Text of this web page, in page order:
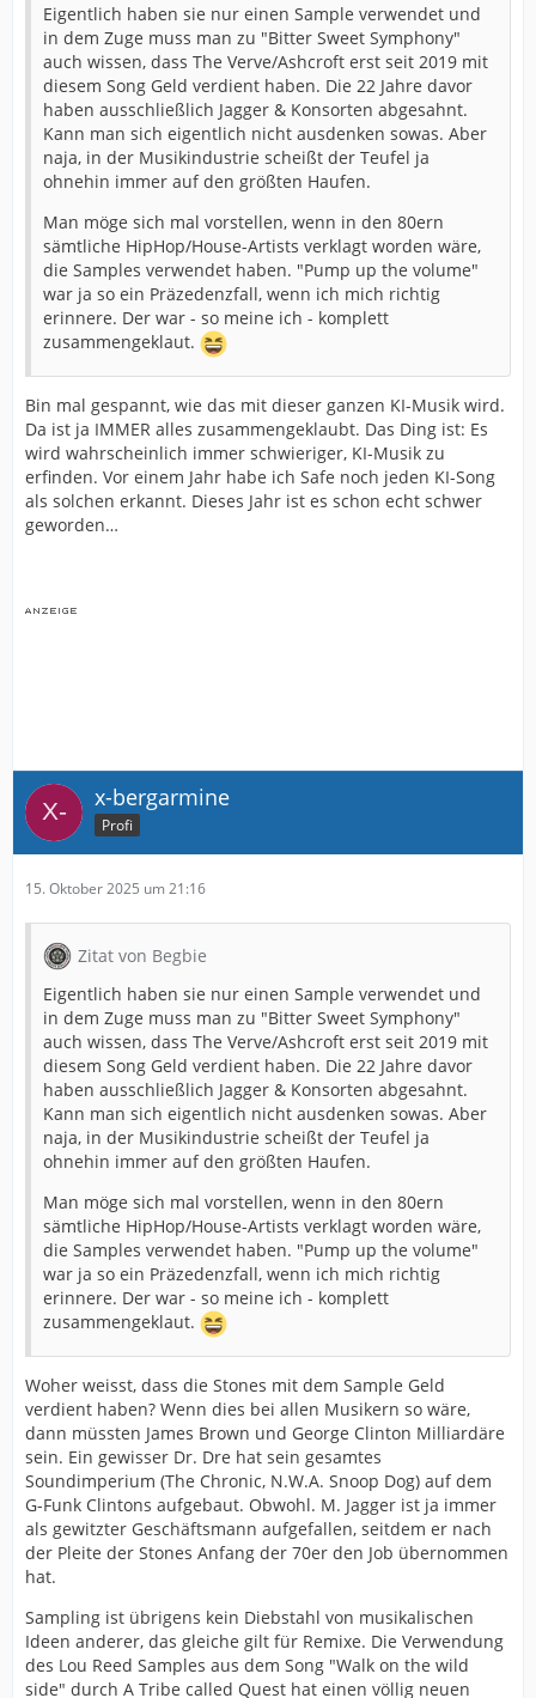
Eigentlich haben sie nur einen Sample verwendet und
in dem Zuge muss man zu "Bitter Sweet Symphony"
auch wissen, dass The Verve/Ashcroft erst seit 2019 mit
diesem Song Geld verdient haben. Die 22 Jahre davor
haben ausschließlich Jagger & Konsorten abgesahnt.
Kann man sich eigentlich nicht ausdenken sowas. Aber
naja, in der Musikindustrie scheißt der Teufel ja
ohnehin immer auf den größten Haufen.
Man möge sich mal vorstellen, wenn in den 80ern
sämtliche HipHop/House-Artists verklagt worden wäre,
die Samples verwendet haben. "Pump up the volume"
war ja so ein Präzedenzfall, wenn ich mich richtig
erinnere. Der war - so meine ich - komplett
zusammengeklaut.
Bin mal gespannt, wie das mit dieser ganzen KI-Musik wird.
Da ist ja IMMER alles zusammengeklaubt. Das Ding ist: Es
wird wahrscheinlich immer schwieriger, KI-Musik zu
erfinden. Vor einem Jahr habe ich Safe noch jeden KI-Song
als solchen erkannt. Dieses Jahr ist es schon echt schwer
geworden…
x-bergarmine
Profi
15. Oktober 2025 um 21:16
Zitat von Begbie
Eigentlich haben sie nur einen Sample verwendet und
in dem Zuge muss man zu "Bitter Sweet Symphony"
auch wissen, dass The Verve/Ashcroft erst seit 2019 mit
diesem Song Geld verdient haben. Die 22 Jahre davor
haben ausschließlich Jagger & Konsorten abgesahnt.
Kann man sich eigentlich nicht ausdenken sowas. Aber
naja, in der Musikindustrie scheißt der Teufel ja
ohnehin immer auf den größten Haufen.
Man möge sich mal vorstellen, wenn in den 80ern
sämtliche HipHop/House-Artists verklagt worden wäre,
die Samples verwendet haben. "Pump up the volume"
war ja so ein Präzedenzfall, wenn ich mich richtig
erinnere. Der war - so meine ich - komplett
zusammengeklaut.
Woher weisst, dass die Stones mit dem Sample Geld
verdient haben? Wenn dies bei allen Musikern so wäre,
dann müssten James Brown und George Clinton Milliardäre
sein. Ein gewisser Dr. Dre hat sein gesamtes
Soundimperium (The Chronic, N.W.A. Snoop Dog) auf dem
G-Funk Clintons aufgebaut. Obwohl. M. Jagger ist ja immer
als gewitzter Geschäftsmann aufgefallen, seitdem er nach
der Pleite der Stones Anfang der 70er den Job übernommen
hat.
Sampling ist übrigens kein Diebstahl von musikalischen
Ideen anderer, das gleiche gilt für Remixe. Die Verwendung
des Lou Reed Samples aus dem Song "Walk on the wild
side" durch A Tribe called Quest hat einen völlig neuen